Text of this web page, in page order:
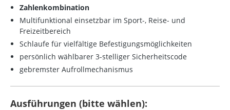
Zahlenkombination
Multifunktional einsetzbar im Sport-, Reise- und
Freizeitbereich
Schlaufe für vielfältige Befestigungsmöglichkeiten
persönlich wählbarer 3-stelliger Sicherheitscode
gebremster Aufrollmechanismus
Ausführungen (bitte wählen):